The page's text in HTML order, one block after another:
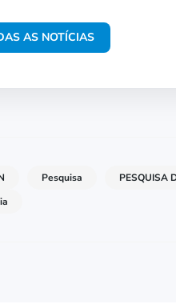
AS NOTÍCIAS
Pesquisa
PESQUISA